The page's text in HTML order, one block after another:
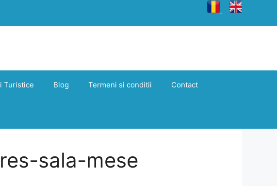
Turistice Blog Termeni si conditii Contact
sala-mese